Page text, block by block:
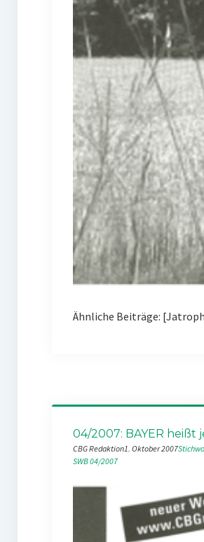
Ähnliche Beiträge:
04/2007: BAYER heißt
CBG Redaktion1. Oktober 2007
SWB 04/2007